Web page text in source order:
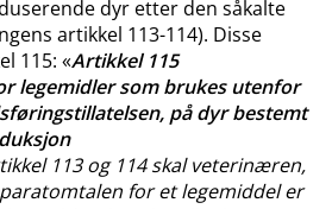
dyr etter den såkalte
artikkel 113-114). Disse
115: «Artikkel 115
legemidler som brukes utenfor
på dyr bestemt
113 og 114 skal veterinæren,
for et legemiddel er